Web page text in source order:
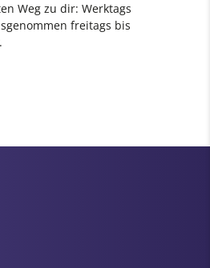
Weg zu dir: Werktags
freitags bis